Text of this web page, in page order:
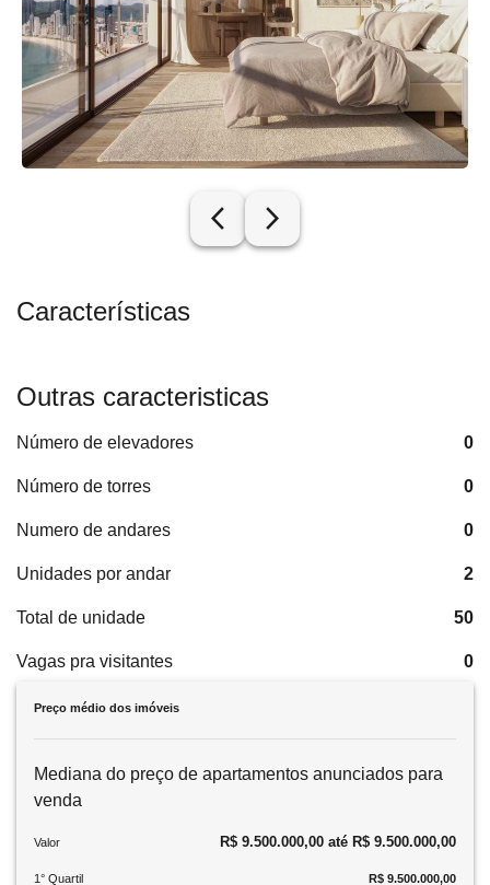
arrow_back_ios_new arrow_forward_ios
Características
Outras caracteristicas
Número de elevadores 0
Número de torres 0
Numero de andares 0
Unidades por andar 2
Total de unidade 50
Vagas pra visitantes 0
Preço médio dos imóveis
Mediana do preço de apartamentos anunciados para
venda
Valor R$ 9.500.000,00 até R$ 9.500.000,00
1° Quartil R$ 9.500.000,00